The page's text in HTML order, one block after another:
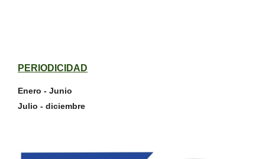
PERIODICIDAD
Enero - Junio
Julio - diciembre